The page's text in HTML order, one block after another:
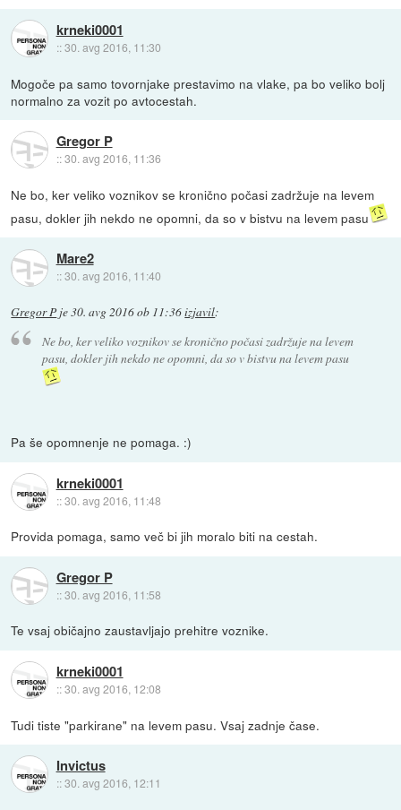
krneki0001
::30. avg 2016, 11:30
Mogoče pa samo tovornjake prestavimo na vlake, pa bo veliko bolj
normalno za vozit po avtocestah.
Gregor P
::30. avg 2016, 11:36
Ne bo, ker veliko voznikov se kronično počasi zadržuje na levem
pasu, dokler jih nekdo ne opomni, da so v bistvu na levem pasu
Mare2
::30. avg 2016, 11:40
Gregor P je30. avg 2016 ob 11:36izjavil:
Ne bo, ker veliko voznikov se kronično počasi zadržuje na levem
pasu, dokler jih nekdo ne opomni, da so v bistvu na levem pasu
Pa še opomnenje ne pomaga. :)
krneki0001
::30. avg 2016, 11:48
Provida pomaga, samo več bi jih moralo biti na cestah.
Gregor P
::30. avg 2016, 11:58
Te vsaj običajno zaustavljajo prehitre voznike.
krneki0001
::30. avg 2016, 12:08
Tudi tiste "parkirane" na levem pasu. Vsaj zadnje čase.
Invictus
::30. avg 2016, 12:11